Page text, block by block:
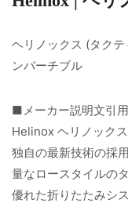
ヘリノックス (タク
ンバーチブル
■メーカー説明文引用
Helinox ヘリノック
独自の最新技術の採
量なロースタイルの
優れた折りたたみシ